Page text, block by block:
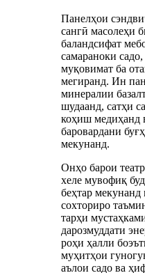
Панелҳои
сангӣ масолеҳи
баландсифат
самараноки
муқовимат ба
мегиранд. Ин
минералии
шудаанд, сатҳи
коҳиш медиҳанд
баровардани
мекунанд.
Онҳо барои
хеле мувофиқ
беҳтар мекунанд
сохториро
тарҳи
дарозмуддати
роҳи ҳалли
муҳитҳои
аълои садо ва